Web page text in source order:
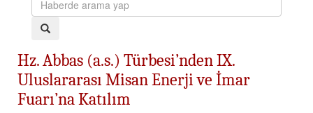
Hz. Abbas (a.s.) Türbesi’nden IX.
Uluslararası Misan Enerji ve İmar
Fuarı’na Katılım